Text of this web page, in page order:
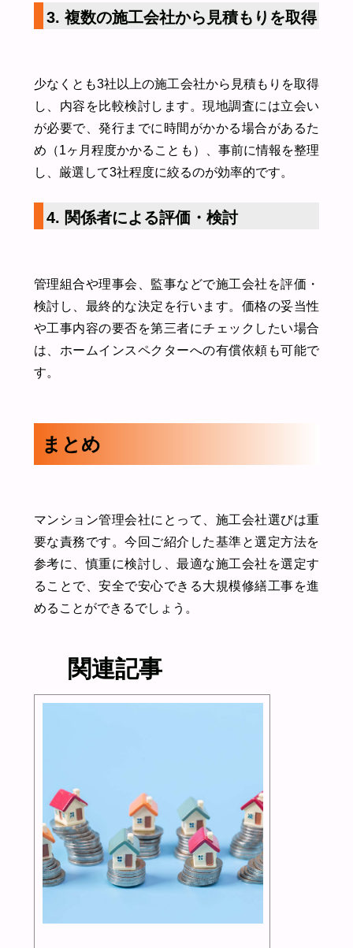
3. 複数の施工会社から見積もりを取得
少なくとも3社以上の施工会社から見積もりを取得
し、内容を比較検討します。現地調査には立会い
が必要で、発行までに時間がかかる場合があるた
め（1ヶ月程度かかることも）、事前に情報を整理
し、厳選して3社程度に絞るのが効率的です。
4. 関係者による評価・検討
管理組合や理事会、監事などで施工会社を評価・
検討し、最終的な決定を行います。価格の妥当性
や工事内容の要否を第三者にチェックしたい場合
は、ホームインスペクターへの有償依頼も可能で
す。
まとめ
マンション管理会社にとって、施工会社選びは重
要な責務です。今回ご紹介した基準と選定方法を
参考に、慎重に検討し、最適な施工会社を選定す
ることで、安全で安心できる大規模修繕工事を進
めることができるでしょう。
関連記事